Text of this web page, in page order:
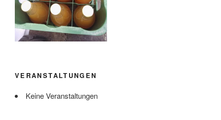
VERANSTALTUNGEN
Keine Veranstaltungen